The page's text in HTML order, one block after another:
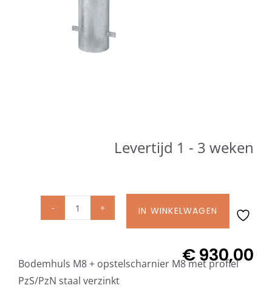
Glatz Vita Collectie
Levertijd 1 - 3 weken
Glatz
Bodemhuls
+
opstelscharnier
IN WINKELWAGEN
€930,00
Bodemhuls M8 + opstelscharnier M8 met profiel
PzS/PzN staal verzinkt